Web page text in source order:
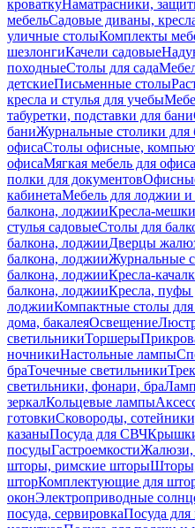
кроваткуНаматрасники,
мебельСадовые диваны,
уличные столыКомплекты
шезлонгиКачели садовые
походныеСтолы для сада
детскиеПисьменные столы
кресла и стулья для учебы
табуретки, подставки для бани
баниЖурнальные столики для
офисаСтолы офисные,
офисаМягкая мебель для офиса
полки для документов
кабинетаМебель для лоджии и
балкона, лоджииКресла-
стулья садовыеСтолы для
балкона, лоджииДверцы
балкона, лоджииЖурнальные
балкона, лоджииКресла-
балкона, лоджииКресла, пуфы
лоджииКомпактные столы
дома, бакалеяОсвещение
светильникиТоршеры
ночникиНастольные лампы
браТочечные светильники
светильники, фонари, бра
зеркалКольцевые лампы
готовкиСковороды,
казаныПосуда для СВЧКрышки
посудыГастроемкости
шторы, римские шторы
шторКомплектующие для
оконЭлектроприводные
посуда, сервировкаПосуда для